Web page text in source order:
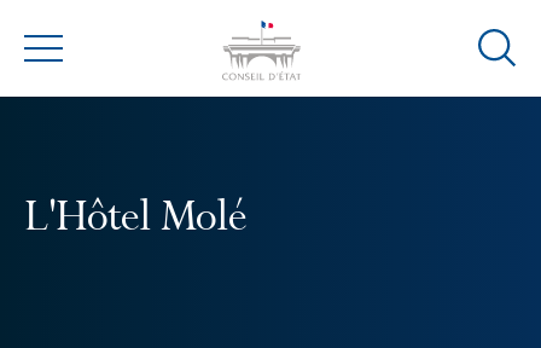
Menu
Ouvrir
L'Hôtel Molé